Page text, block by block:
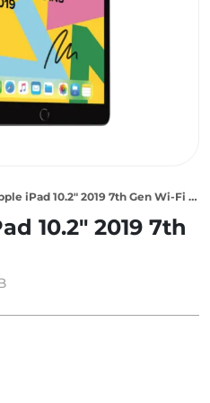
10.2″ 2019 7th Gen Wi-Fi 32GB, Space Gray
10.2" 2019 7th